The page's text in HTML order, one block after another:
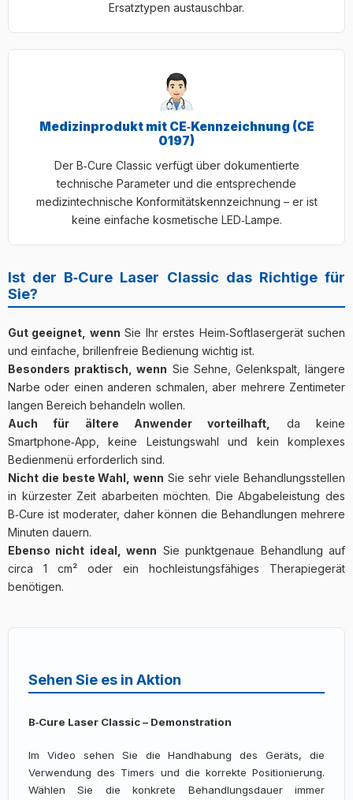
Ersatztypen austauschbar.
Medizinprodukt mit CE‑Kennzeichnung (CE
0197)
Der B‑Cure Classic verfügt über dokumentierte
technische Parameter und die entsprechende
medizintechnische Konformitätskennzeichnung – er ist
keine einfache kosmetische LED‑Lampe.
Ist der B‑Cure Laser Classic das Richtige für
Sie?
Gut geeignet, wenn Sie Ihr erstes Heim‑Softlasergerät suchen
und einfache, brillenfreie Bedienung wichtig ist.
Besonders praktisch, wenn Sie Sehne, Gelenkspalt, längere
Narbe oder einen anderen schmalen, aber mehrere Zentimeter
langen Bereich behandeln wollen.
Auch für ältere Anwender vorteilhaft,
da keine
Smartphone‑App, keine Leistungswahl und kein komplexes
Bedienmenü erforderlich sind.
Nicht die beste Wahl, wenn Sie sehr viele Behandlungsstellen
in kürzester Zeit abarbeiten möchten. Die Abgabeleistung des
B‑Cure ist moderater, daher können die Behandlungen mehrere
Minuten dauern.
Ebenso nicht ideal, wenn Sie punktgenaue Behandlung auf
circa 1 cm² oder ein hochleistungsfähiges Therapiegerät
benötigen.
Sehen Sie es in Aktion
B‑Cure Laser Classic – Demonstration
Im Video sehen Sie die Handhabung des Geräts, die
Verwendung des Timers und die korrekte Positionierung.
Wählen Sie die konkrete Behandlungsdauer immer